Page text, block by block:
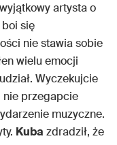
artysta o
się
nie stawia sobie
wielu emocji
Wyczekujcie
nie przegapcie
muzyczne.
Kuba zdradził, że